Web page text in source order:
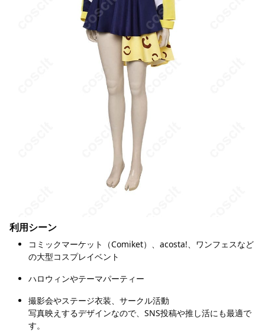
利用シーン
コミックマーケット（Comiket）、acosta!、ワンフェスなど
の大型コスプレイベント
ハロウィンやテーマパーティー
撮影会やステージ衣装、サークル活動
写真映えするデザインなので、SNS投稿や推し活にも最適で
す。